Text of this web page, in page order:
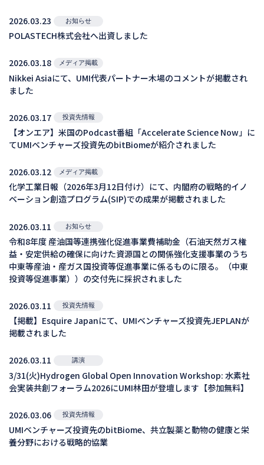
2026.03.23 お知らせ
POLASTECH株式会社へ出資しました
2026.03.18 メディア掲載
Nikkei Asiaにて、UMI代表パートナー木場のコメントが掲載され
ました
2026.03.17 投資先情報
【オンエア】米国のPodcast番組「Accelerate Science Now」に
てUMIベンチャーズ投資先のbitBiomeが紹介されました
2026.03.12 メディア掲載
化学工業日報（2026年3月12日付け）にて、内閣府の戦略的イノ
ベーション創造プログラム(SIP)での成果が掲載されました
2026.03.11 お知らせ
令和8年度 産油国等連携強化促進事業費補助金（石油天然ガス権
益・安定供給の確保に向けた資源国との関係強化支援事業のうち
中東等産油・産ガス国投資等促進事業に係るものに限る。（中東
投資等促進事業））の交付先に採択されました
2026.03.11 投資先情報
【掲載】Esquire Japanにて、UMIベンチャーズ投資先JEPLANが
掲載されました
2026.03.11 講演
3/31(火)Hydrogen Global Open Innovation Workshop: 水素社
会実装共創フォーラム2026にUMI林田が登壇します【参加無料】
2026.03.06 投資先情報
UMIベンチャーズ投資先のbitBiome、共立製薬と動物の健康と栄
養分野における戦略的協業